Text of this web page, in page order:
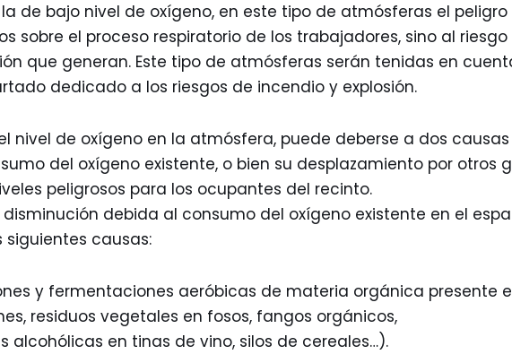
de bajo nivel de oxígeno, en este tipo de atmósferas el peligro
sobre el proceso respiratorio de los trabajadores, sino al riesgo
que generan. Este tipo de atmósferas serán tenidas en
dedicado a los riesgos de incendio y explosión.
nivel de oxígeno en la atmósfera, puede deberse a dos causas
del oxígeno existente, o bien su desplazamiento por otros
peligrosos para los ocupantes del recinto.
debida al consumo del oxígeno existente en el
causas:
y fermentaciones aeróbicas de materia orgánica presente
residuos vegetales en fosos, fangos orgánicos,
alcohólicas en tinas de vino, silos de cereales…).